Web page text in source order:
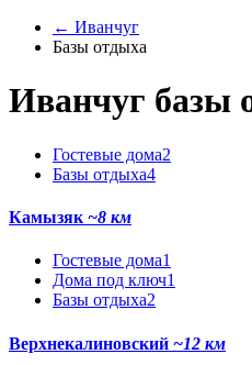
← Иванчуг
Базы отдыха
Иванчуг базы
Гостевые дома2
Базы отдыха4
Камызяк ~8 км
Гостевые дома1
Дома под ключ1
Базы отдыха2
Верхнекалиновский ~12 км